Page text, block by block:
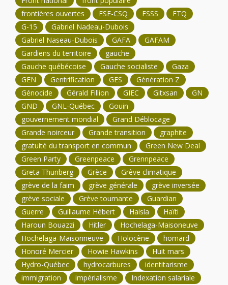
frontières ouvertes
FSE-CSQ FSSS
FTQ
G-15
Gabriel Nadeau-Dubois
Gabriel Naseau-Dubois
GAFA
GAFAM
Gardiens du territoire
gauche
Gauche québécoise
Gauche socialiste
Gaza
GEN
Gentrification GES
Génération Z
Génocide
Gérald Fillion GIEC Gitxsan
GN
GND
GNL-Québec
Gouin
gouvernement mondial
Grand Déblocage
Grande noirceur
Grande transition
graphite
gratuité du transport en commun
Green New Deal
Green Party
Greenpeace
Grennpeace
Greta Thunberg
Grèce
Grève climatique
grève de la faim
grève générale
grève inversée
grève sociale
Grève tournante
Guardian
Guerre
Guillaume Hébert Haisla
Haïti
Haroun Bouazzi
Hitler
Hochelaga-Maisoneuve
Hochelaga-Maisonneuve
Holocène
homard
Honoré Mercier
Howie Hawkins
Huit mars
Hydro-Québec
hydrocarbures
identitarisme
immigration
impérialisme
Indexation salariale